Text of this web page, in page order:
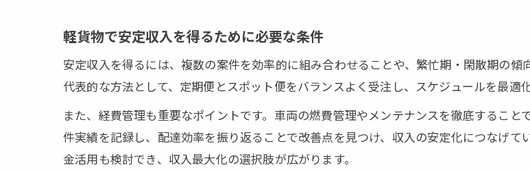
法人化における軽貨物契約の選択肢
軽貨物法人契約のメリットとデ
法人化で広がる軽貨物契約の可
軽貨物開業時の法人契約と個人
軽貨物で安定収入を得るために必要な条件
安定収入を得るには、複数の案件を効率的に組み合わせることや、繁忙期・閑散期の傾
代表的な方法として、定期便とスポット便をバランスよく受注し、スケジュールを最適
また、経費管理も重要なポイントです。車両の燃費管理やメンテナンスを徹底するこ
件実績を記録し、配達効率を振り返ることで改善点を見つけ、収入の安定化につなげ
金活用も検討でき、収入最大化の選択肢が広がります。